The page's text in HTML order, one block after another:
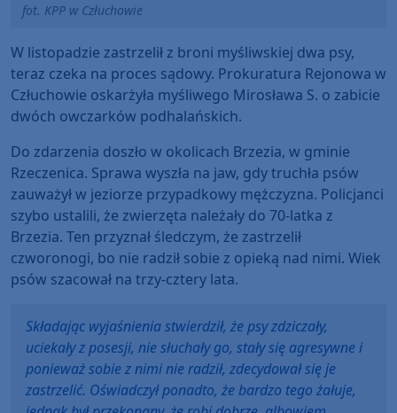
fot. KPP w Człuchowie
W listopadzie zastrzelił z broni myśliwskiej dwa psy,
teraz czeka na proces sądowy. Prokuratura Rejonowa w
Człuchowie oskarżyła myśliwego Mirosława S. o zabicie
dwóch owczarków podhalańskich.
Do zdarzenia doszło w okolicach Brzezia, w gminie
Rzeczenica. Sprawa wyszła na jaw, gdy truchła psów
zauważył w jeziorze przypadkowy mężczyzna. Policjanci
szybo ustalili, że zwierzęta należały do 70-latka z
Brzezia. Ten przyznał śledczym, że zastrzelił
czworonogi, bo nie radził sobie z opieką nad nimi. Wiek
psów szacował na trzy-cztery lata.
Składając wyjaśnienia stwierdził, że psy zdziczały,
uciekały z posesji, nie słuchały go, stały się agresywne i
ponieważ sobie z nimi nie radził, zdecydował się je
zastrzelić. Oświadczył ponadto, że bardzo tego żałuje,